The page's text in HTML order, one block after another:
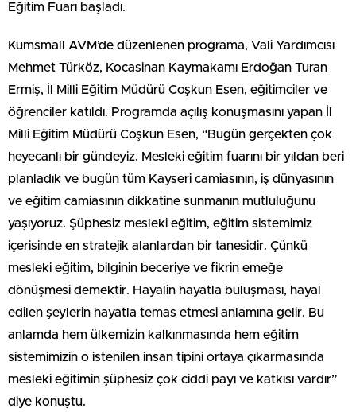
Eğitim Fuarı başladı.
Kumsmall AVM’de düzenlenen programa, Vali Yardımcısı
Mehmet Türköz, Kocasinan Kaymakamı Erdoğan Turan
Ermiş, İl Milli Eğitim Müdürü Coşkun Esen, eğitimciler ve
öğrenciler katıldı. Programda açılış konuşmasını yapan İl
Milli Eğitim Müdürü Coşkun Esen, “Bugün gerçekten çok
heyecanlı bir gündeyiz. Mesleki eğitim fuarını bir yıldan beri
planladık ve bugün tüm Kayseri camiasının, iş dünyasının
ve eğitim camiasının dikkatine sunmanın mutluluğunu
yaşıyoruz. Şüphesiz mesleki eğitim, eğitim sistemimiz
içerisinde en stratejik alanlardan bir tanesidir. Çünkü
mesleki eğitim, bilginin beceriye ve fikrin emeğe
dönüşmesi demektir. Hayalin hayatla buluşması, hayal
edilen şeylerin hayatla temas etmesi anlamına gelir. Bu
anlamda hem ülkemizin kalkınmasında hem eğitim
sistemimizin o istenilen insan tipini ortaya çıkarmasında
mesleki eğitimin şüphesiz çok ciddi payı ve katkısı vardır”
diye konuştu.